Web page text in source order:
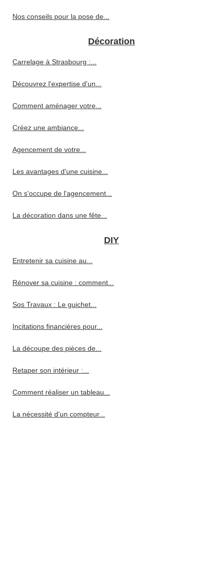
Nos conseils pour la pose de...
Décoration
Carrelage à Strasbourg :...
Découvrez l'expertise d'un...
Comment aménager votre...
Créez une ambiance...
Agencement de votre...
Les avantages d'une cuisine...
On s'occupe de l'agencement...
La décoration dans une fête...
DIY
Entretenir sa cuisine au...
Rénover sa cuisine : comment...
Sos Travaux : Le guichet...
Incitations financières pour...
La découpe des pièces de...
Retaper son intérieur :...
Comment réaliser un tableau...
La nécessité d'un compteur...